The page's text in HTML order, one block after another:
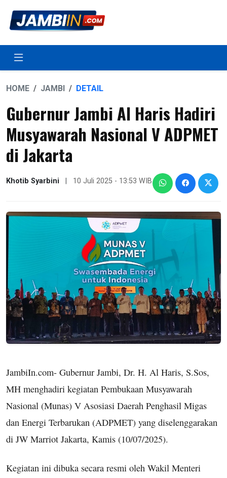
HOME JAMBI DETAIL
Gubernur Jambi Al Haris Hadiri
Musyawarah Nasional V ADPMET
di Jakarta
Khotib Syarbini 10 Juli 2025 - 13:53 WIB
JambiIn.com- Gubernur Jambi, Dr. H. Al Haris, S.Sos,
MH menghadiri kegiatan Pembukaan Musyawarah
Nasional (Munas) V Asosiasi Daerah Penghasil Migas
dan Energi Terbarukan (ADPMET) yang diselenggarakan
di JW Marriot Jakarta, Kamis (10/07/2025).
Kegiatan ini dibuka secara resmi oleh Wakil Menteri